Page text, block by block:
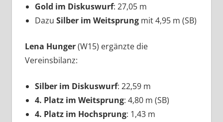
Gold im Diskuswurf: 27,05 m
Dazu Silber im Weitsprungmit 4,95 m (SB)
Lena Hunger(W15) ergänzte die
Vereinsbilanz:
Silber im Diskuswurf: 22,59 m
4. Platz im Weitsprung: 4,80 m (SB)
4. Platz im Hochsprung: 1,43 m